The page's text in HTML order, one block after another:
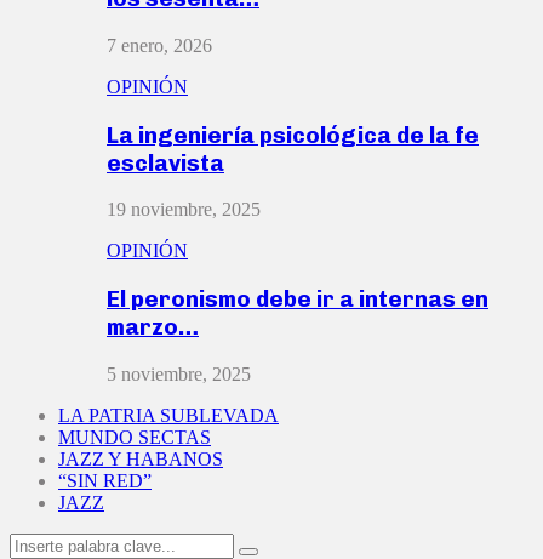
7 enero, 2026
OPINIÓN
La ingeniería psicológica de la fe
esclavista
19 noviembre, 2025
OPINIÓN
El peronismo debe ir a internas en
marzo…
5 noviembre, 2025
LA PATRIA SUBLEVADA
MUNDO SECTAS
JAZZ Y HABANOS
“SIN RED”
JAZZ
Search